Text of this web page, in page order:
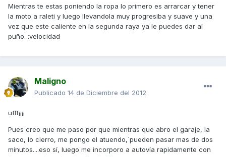
Mientras te estas poniendo la ropa lo primero es arrarcar y tener
la moto a raleti y luego llevandola muy progresiba y suave y una
vez que este caliente en la segunda raya ya le puedes dar al
puño. :velocidad
Maligno
Publicado 14 de Diciembre del 2012
ufff¡¡¡¡
Pues creo que me paso por que mientras que abro el garaje, la
saco, lo cierro, me pongo el atuendo,`pueden pasar mas de dos
minutos....eso sí, luego me incorporo a autovía rapidamente con